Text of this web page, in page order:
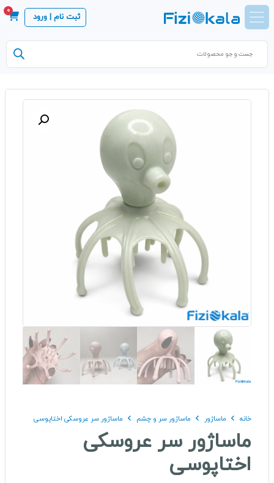
ثبت نام | ورود
0
Products
search
خانه ماساژور ماساژور سر و چشم ماساژور سر عروسکی اختاپوسی
ماساژور سر عروسکی
اختاپوسی